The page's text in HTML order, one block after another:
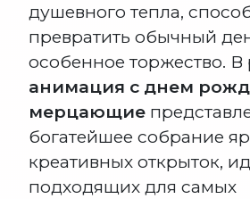
душевного тепла,
превратить обычный
особенное торжество. В
анимация с днем
мерцающие
богатейшее собрание
креативных открыток,
подходящих для самых